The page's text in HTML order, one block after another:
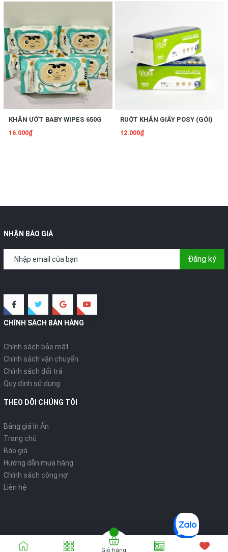
KHĂN ƯỚT BABY WIPES 650G
16.000₫
RUỘT KHĂN GIẤY POSY (GÓI)
12.000₫
NHẬN BÁO GIÁ
Đăng ký
CHÍNH SÁCH BÁN HÀNG
Chính sách bảo mật
Chính sách vận chuyển
Chính sách đổi trả
Quy định sử dụng
THEO DÕI CHÚNG TÔI
Bảng giá In Ấn
Trang chủ
Báo giá
Hướng dẫn mua hàng
Chính sách công nợ
Liên hệ
Giỏ hàng